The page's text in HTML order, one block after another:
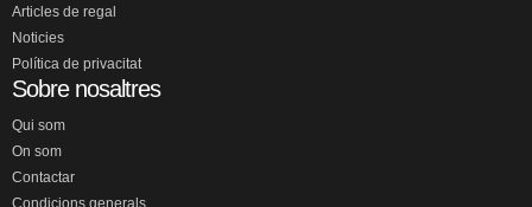
Articles de regal
Noticies
Política de privacitat
Sobre nosaltres
Qui som
On som
Contactar